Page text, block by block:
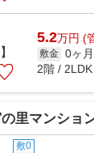
5.2万円 (
敷金 0ヶ月
2階 /
里マンショ
敷0